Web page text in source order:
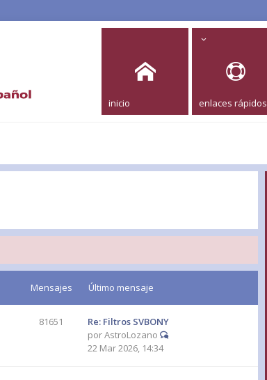
inicio enlaces rápidos
Mensajes Último mensaje
81651
Re: Filtros SVBONY
porAstroLozano
22 Mar 2026, 14:34